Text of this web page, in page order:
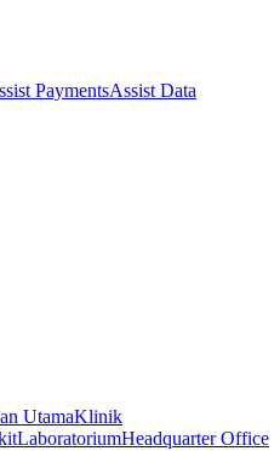
PaymentsAssist Data
UtamaKlinik
LaboratoriumHeadquarter Office